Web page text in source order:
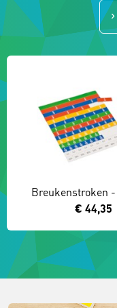
Breukenstroken
€ 44,35